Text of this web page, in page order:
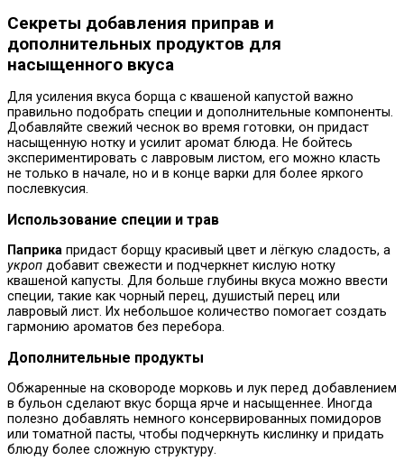
Секреты добавления приправ и
дополнительных продуктов для
насыщенного вкуса
Для усиления вкуса борща с квашеной капустой важно
правильно подобрать специи и дополнительные компоненты.
Добавляйте свежий чеснок во время готовки, он придаст
насыщенную нотку и усилит аромат блюда. Не бойтесь
экспериментировать с лавровым листом, его можно класть
не только в начале, но и в конце варки для более яркого
послевкусия.
Использование специи и трав
Паприка придаст борщу красивый цвет и лёгкую сладость, а
укроп добавит свежести и подчеркнет кислую нотку
квашеной капусты. Для больше глубины вкуса можно ввести
специи, такие как чорный перец, душистый перец или
лавровый лист. Их небольшое количество помогает создать
гармонию ароматов без перебора.
Дополнительные продукты
Обжаренные на сковороде морковь и лук перед добавлением
в бульон сделают вкус борща ярче и насыщеннее. Иногда
полезно добавлять немного консервированных помидоров
или томатной пасты, чтобы подчеркнуть кислинку и придать
блюду более сложную структуру.